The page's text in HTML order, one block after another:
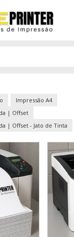
Impressão A4
| Offset
| Offset - Jato de Tinta